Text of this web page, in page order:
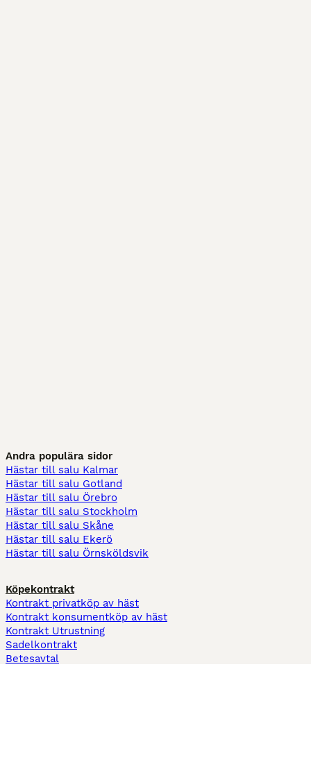
Andra populära sidor
Hästar till salu Kalmar
Hästar till salu Gotland
Hästar till salu Örebro
Hästar till salu Stockholm
Hästar till salu Skåne
Hästar till salu Ekerö
Hästar till salu Örnsköldsvik
Köpekontrakt
Kontrakt privatköp av häst
Kontrakt konsumentköp av häst
Kontrakt Utrustning
Sadelkontrakt
Betesavtal